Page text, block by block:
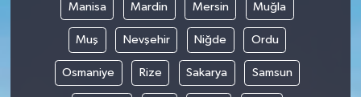
Manisa Mardin Mersin Muğla
Muş Nevşehir Niğde Ordu
Osmaniye Rize Sakarya Samsun